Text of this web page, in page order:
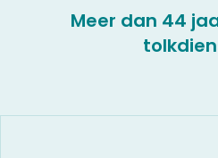
Meer dan 44